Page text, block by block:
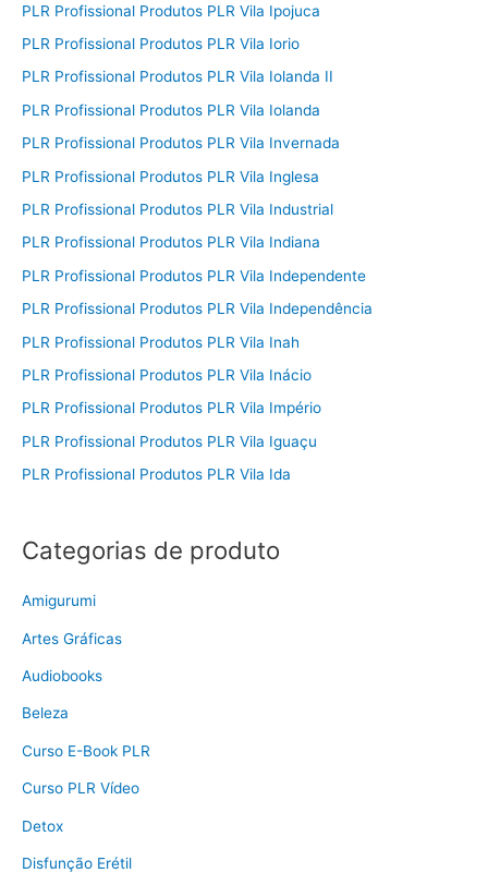
PLR Profissional Produtos PLR Vila Ipojuca
PLR Profissional Produtos PLR Vila Iorio
PLR Profissional Produtos PLR Vila Iolanda II
PLR Profissional Produtos PLR Vila Iolanda
PLR Profissional Produtos PLR Vila Invernada
PLR Profissional Produtos PLR Vila Inglesa
PLR Profissional Produtos PLR Vila Industrial
PLR Profissional Produtos PLR Vila Indiana
PLR Profissional Produtos PLR Vila Independente
PLR Profissional Produtos PLR Vila Independência
PLR Profissional Produtos PLR Vila Inah
PLR Profissional Produtos PLR Vila Inácio
PLR Profissional Produtos PLR Vila Império
PLR Profissional Produtos PLR Vila Iguaçu
PLR Profissional Produtos PLR Vila Ida
Categorias de produto
Amigurumi
Artes Gráficas
Audiobooks
Beleza
Curso E-Book PLR
Curso PLR Vídeo
Detox
Disfunção Erétil